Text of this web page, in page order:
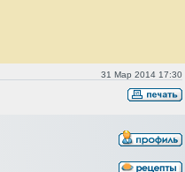
31 Мар 2014 17:30